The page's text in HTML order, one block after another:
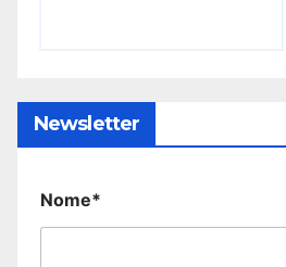
Newsletter
Nome*